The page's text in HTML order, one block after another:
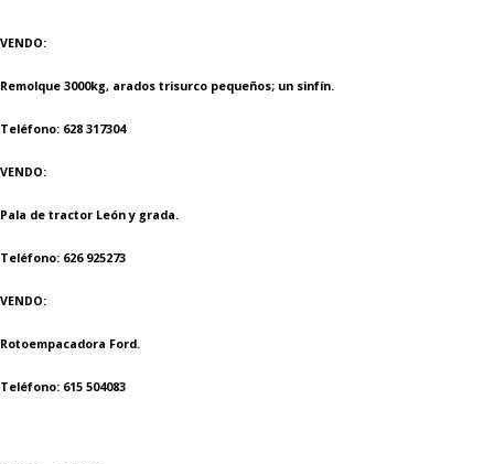
VENDO:
Remolque 3000kg, arados trisurco pequeños; un sinfín.
Teléfono: 628 317304
VENDO:
Pala de tractor León y grada.
Teléfono: 626 925273
VENDO:
Rotoempacadora Ford.
Teléfono: 615 504083